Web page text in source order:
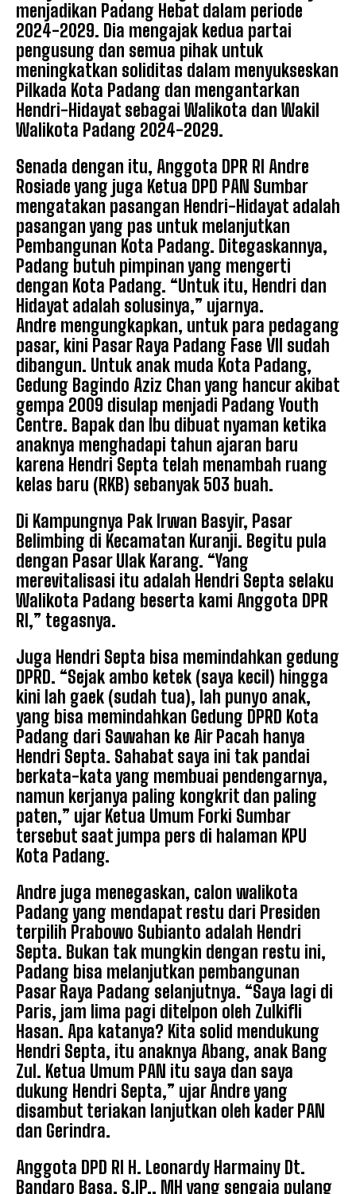
menjadikan Padang Hebat dalam periode
2024-2029. Dia mengajak kedua partai
pengusung dan semua pihak untuk
meningkatkan soliditas dalam menyukseskan
Pilkada Kota Padang dan mengantarkan
Hendri-Hidayat sebagai Walikota dan Wakil
Walikota Padang 2024-2029.
Senada dengan itu, Anggota DPR RI Andre
Rosiade yang juga Ketua DPD PAN Sumbar
mengatakan pasangan Hendri-Hidayat adalah
pasangan yang pas untuk melanjutkan
Pembangunan Kota Padang. Ditegaskannya,
Padang butuh pimpinan yang mengerti
dengan Kota Padang. “Untuk itu, Hendri dan
Hidayat adalah solusinya,” ujarnya.
Andre mengungkapkan, untuk para pedagang
pasar, kini Pasar Raya Padang Fase VII sudah
dibangun. Untuk anak muda Kota Padang,
Gedung Bagindo Aziz Chan yang hancur akibat
gempa 2009 disulap menjadi Padang Youth
Centre. Bapak dan Ibu dibuat nyaman ketika
anaknya menghadapi tahun ajaran baru
karena Hendri Septa telah menambah ruang
kelas baru (RKB) sebanyak 503 buah.
Di Kampungnya Pak Irwan Basyir, Pasar
Belimbing di Kecamatan Kuranji. Begitu pula
dengan Pasar Ulak Karang. “Yang
merevitalisasi itu adalah Hendri Septa selaku
Walikota Padang beserta kami Anggota DPR
RI,” tegasnya.
Juga Hendri Septa bisa memindahkan gedung
DPRD. “Sejak ambo ketek (saya kecil) hingga
kini lah gaek (sudah tua), lah punyo anak,
yang bisa memindahkan Gedung DPRD Kota
Padang dari Sawahan ke Air Pacah hanya
Hendri Septa. Sahabat saya ini tak pandai
berkata-kata yang membuai pendengarnya,
namun kerjanya paling kongkrit dan paling
paten,” ujar Ketua Umum Forki Sumbar
tersebut saat jumpa pers di halaman KPU
Kota Padang.
Andre juga menegaskan, calon walikota
Padang yang mendapat restu dari Presiden
terpilih Prabowo Subianto adalah Hendri
Septa. Bukan tak mungkin dengan restu ini,
Padang bisa melanjutkan pembangunan
Pasar Raya Padang selanjutnya. “Saya lagi di
Paris, jam lima pagi ditelpon oleh Zulkifli
Hasan. Apa katanya? Kita solid mendukung
Hendri Septa, itu anaknya Abang, anak Bang
Zul. Ketua Umum PAN itu saya dan saya
dukung Hendri Septa,” ujar Andre yang
disambut teriakan lanjutkan oleh kader PAN
dan Gerindra.
Anggota DPD RI H. Leonardy Harmainy Dt.
Bandaro Basa, S.IP., MH yang sengaja pulang